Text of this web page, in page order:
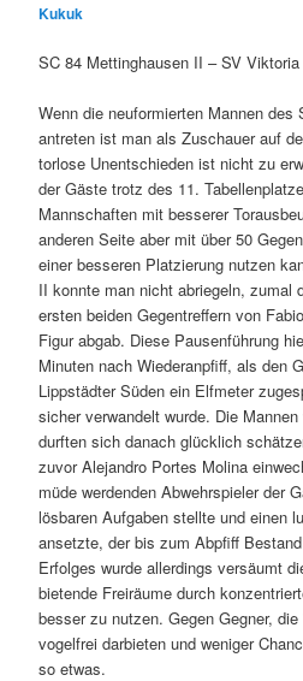
Kukuk
SC 84 Mettinghausen II – SV
Wenn die neuformierten Mannen
antreten ist man als Zuschauer auf
torlose Unentschieden ist nicht zu
der Gäste trotz des 11.
Mannschaften mit besserer
anderen Seite aber mit über 50
einer besseren Platzierung nutzen
II konnte man nicht abriegeln, zumal
ersten beiden Gegentreffern von
Figur abgab. Diese Pausenführung
Minuten nach Wiederanpfiff, als den
Lippstädter Süden ein Elfmeter
sicher verwandelt wurde. Die
durften sich danach glücklich
zuvor Alejandro Portes Molina
müde werdenden Abwehrspieler der
lösbaren Aufgaben stellte und einen
ansetzte, der bis zum Abpfiff
Erfolges wurde allerdings versäumt
bietende Freiräume durch
besser zu nutzen. Gegen Gegner,
vogelfrei darbieten und weniger
so etwas.